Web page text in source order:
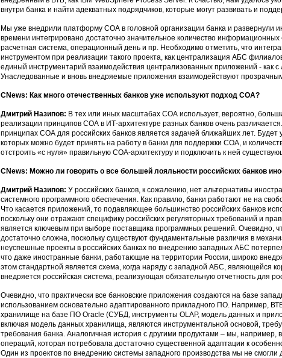
внутри банка и найти адекватных подрядчиков, которые могут развивать и
Мы уже внедрили платформу СОА в головной организации банка и развернули
времени интегрировано достаточно значительное количество информационных
расчетная система, операционный день и пр. Необходимо отметить, что
инструментом при реализации такого проекта, как централизация АБС
единый инструментарий взаимодействия централизованных приложений - как
Унаследованные и вновь внедряемые приложения взаимодействуют
CNews: Как много отечественных банков уже используют подход СОА?
Дмитрий Назипов: В тех или иных масштабах СОА использует, вероятно,
реализации принципов СОА в ИТ-архитектуре разных банков очень
принципах СОА для российских банков является задачей ближайших лет. Будет
которых можно будет принять на работу в банки для поддержки СОА, и
отстроить «с нуля» правильную СОА-архитектуру и подключить к ней
CNews: Можно ли говорить о все большей лояльности российских банков
Дмитрий Назипов: У российских банков, к сожалению, нет альтернативы
системного программного обеспечения. Как правило, банки работают не на
Что касается приложений, то подавляющее большинство российских банков
поскольку они отражают специфику российских регуляторных требований и
является ключевым при выборе поставщика программных решений. Очевидно,
достаточно сложна, поскольку существуют фундаментальные различия в
неуспешные проекты в российских банках по внедрению западных АБС
что даже иностранные банки, работающие на территории России, широко
этом стандартной является схема, когда наряду с западной АБС, являющейся
внедряется российская система, реализующая обязательную отчетность для
Очевидно, что практически все банковские приложения создаются на базе
использованием основательно адаптированного прикладного ПО. Например,
хранилище на базе ПО Oracle (СУБД, инструменты OLAP, модель данных и
включая модель данных хранилища, являются инструментальной основой,
требования банка. Аналогичная история с другими продуктами – мы, например,
операций, которая потребовала достаточно существенной адаптации к
Один из проектов по внедрению системы западного производства мы не смогли